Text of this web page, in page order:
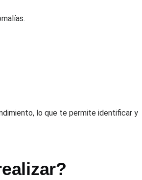
lo que te permite identificar y